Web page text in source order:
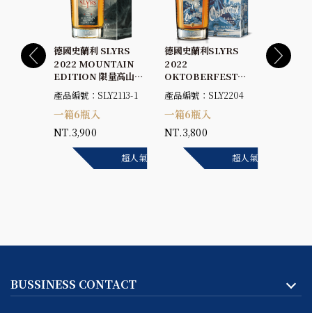
單一
雪莉
超人氣
德國史蘭利 SLYRS
2022 MOUNTAIN
EDITION 限量高山版
單一麥芽威士忌 45%
產品編號：SLY2113-1
一箱6瓶入
NT.3,900
超人氣
德國史蘭利SLYRS
2022
OKTOBERFEST
EDITION單一麥芽威
士忌45%
產品編號：SLY2204
一箱6瓶入
NT.3,800
德國史
2022
BUSSINESS CONTACT